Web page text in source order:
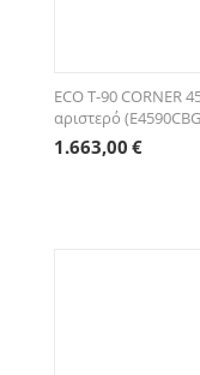
ECO Τ-90 CORNER
αριστερό
1.663,00 €